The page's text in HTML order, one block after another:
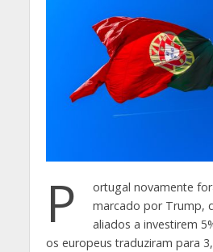
P
ortugal novamente
marcado por Trump,
aliados a investirem
os europeus traduziram para